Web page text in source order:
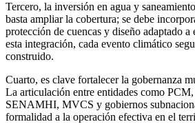
Tercero, la inversión en agua y
basta ampliar la cobertura; se debe
protección de cuencas y diseño adaptado a
esta integración, cada evento climático
construido.
Cuarto, es clave fortalecer la gobernanza
La articulación entre entidades como
SENAMHI, MVCS y gobiernos
formalidad a la operación efectiva en el